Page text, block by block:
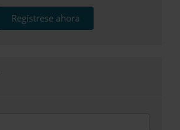
Regístrese ahora